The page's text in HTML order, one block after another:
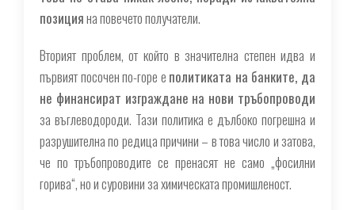
позицияна повечето получатели.
Вторият проблем, от който в значителна степен идва и
първият посочен по-горе е политиката на банките, да
не финансират изграждане на нови тръбопроводи
за въглеводороди. Тази политика е дълбоко погрешна и
разрушителна по редица причини – в това число и затова,
че по тръбопроводите се пренасят не само „фосилни
горива“, но и суровини за химическата промишленост.